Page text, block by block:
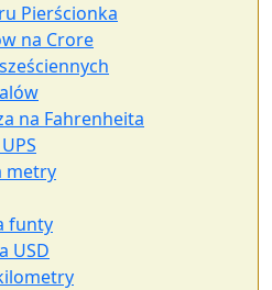
Pierścionka
na Crore
na Fahrenheita
metry
funty
USD